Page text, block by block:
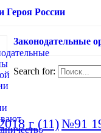
Героя России
Законодательные
Search for:
г (11)№91